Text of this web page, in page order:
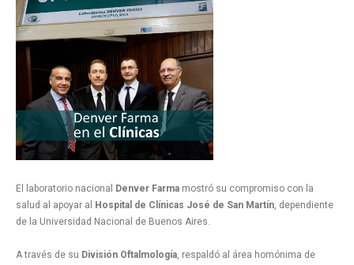
El laboratorio nacional Denver Farma mostró su compromiso con la
salud al apoyar al
Hospital de Clínicas José de San Martín, dependiente
de la Universidad Nacional de Buenos Aires.
A través de su División Oftalmología, respaldó al área homónima de